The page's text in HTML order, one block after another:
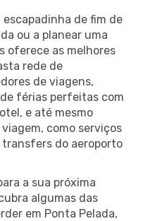
de fim de
ou a planear uma
oferece as melhores
rede de
de viagens,
férias perfeitas com
e até mesmo
como serviços
do aeroporto
a sua próxima
algumas das
em Ponta Pelada,